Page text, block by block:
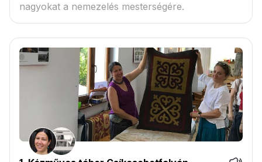
nagyokat a nemezelés mesterségére.